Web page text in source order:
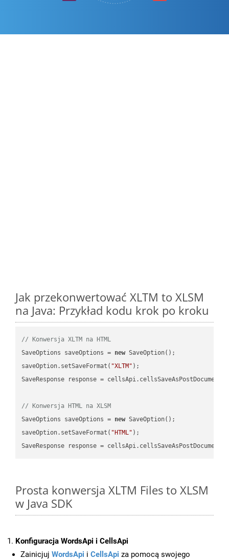
Jak przekonwertować XLTM to XLSM
na Java: Przykład kodu krok po kroku
// Konwersja XLTM na HTML
SaveOptions saveOptions = new SaveOption();
saveOption.setSaveFormat( "XLTM" );
SaveResponse response =
// Konwersja HTML na XLSM
SaveOptions saveOptions = new SaveOption();
saveOption.setSaveFormat( "HTML" );
SaveResponse response =
Prosta konwersja XLTM Files to XLSM
w Java SDK
Konfiguracja WordsApi i CellsApi
Zainicjuj WordsApi i CellsApi za pomocą swojego